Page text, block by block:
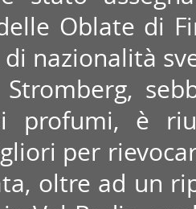
Oblate di
nazionalità
Stromberg,
profumi, è
per
oltre ad un